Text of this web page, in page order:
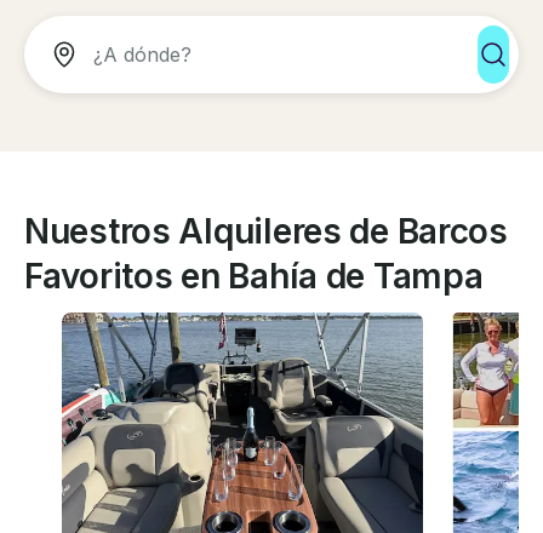
Nuestros Alquileres de Barcos
Favoritos en Bahía de Tampa